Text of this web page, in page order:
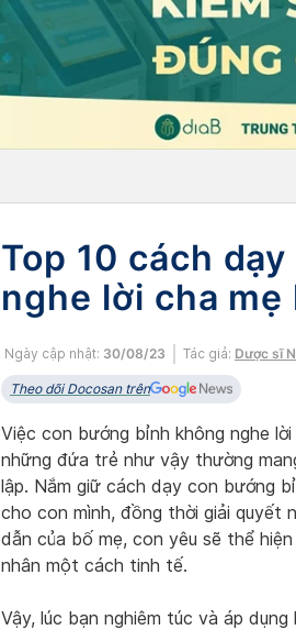
Top 10 cách
nghe lời cha mẹ
Ngày cập nhật: 30/08/23 Tác giả: Dược sĩ
Theo dõi Docosan trên
Việc con bướng bỉnh không nghe
những đứa trẻ như vậy thường
lập. Nắm giữ cách dạy con bướng
cho con mình, đồng thời giải quyết
dẫn của bố mẹ, con yêu sẽ thể
nhân một cách tinh tế.
Vậy, lúc bạn nghiêm túc và áp